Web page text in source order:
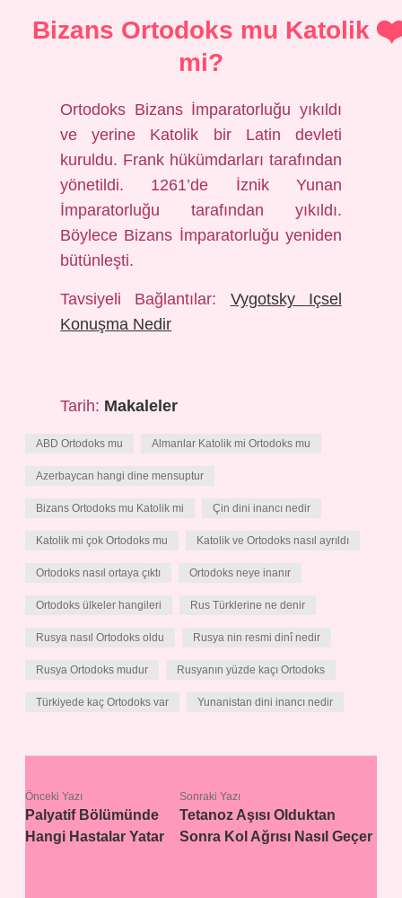
Bizans Ortodoks mu Katolik
mi?
Ortodoks Bizans İmparatorluğu yıkıldı
ve yerine Katolik bir Latin devleti
kuruldu. Frank hükümdarları tarafından
yönetildi. 1261’de İznik Yunan
İmparatorluğu tarafından yıkıldı.
Böylece Bizans İmparatorluğu yeniden
bütünleşti.
Tavsiyeli Bağlantılar: Vygotsky Içsel
Konuşma Nedir
Tarih: Makaleler
ABD Ortodoks mu Almanlar Katolik mi Ortodoks mu
Azerbaycan hangi dine mensuptur
Bizans Ortodoks mu Katolik mi Çin dini inancı nedir
Katolik mi çok Ortodoks mu Katolik ve Ortodoks nasıl ayrıldı
Ortodoks nasıl ortaya çıktı Ortodoks neye inanır
Ortodoks ülkeler hangileri Rus Türklerine ne denir
Rusya nasıl Ortodoks oldu Rusya nin resmi dinî nedir
Rusya Ortodoks mudur Rusyanın yüzde kaçı Ortodoks
Türkiyede kaç Ortodoks var Yunanistan dini inancı nedir
Önceki Yazı
Palyatif Bölümünde
Hangi Hastalar Yatar
Sonraki Yazı
Tetanoz Aşısı Olduktan
Sonra Kol Ağrısı Nasıl Geçer